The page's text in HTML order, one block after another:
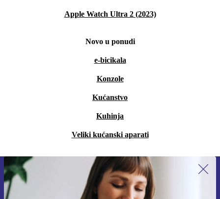
Apple Watch Ultra 2 (2023)
Novo u ponudi
e-bicikala
Konzole
Kućanstvo
Kuhinja
Veliki kućanski aparati
Prijavi se na newsletter!
Nikad više ne propusti ponudu.